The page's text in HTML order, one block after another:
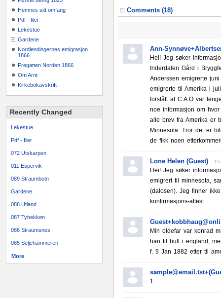
Hemnes sitt omfang
Pdf - filer
Lekestue
Gardene
Nordlendingernes emigrasjon
1866
Fregatten Norden 1866
Om Arnt
Kirkebokavskrift
Recently Changed
Lekestue
Pdf - filer
072 Utskarpen
011 Espervik
089 Straumbotn
Gardene
088 Utland
087 Tybekken
086 Straumsnes
085 Seljehammeren
More
Comments (18)
Ann-
Hei! Jeg søker
Inderdalen Gård i
Anderssen emigrerte
emigrerte til Amerika i
forstått at C.A.O var
noe informasjon om
alle brev fra Amerika er
Minnesota. Tror det er
de fikk noen
Lone Helen (Guest)
Hei! Jeg søker
emigrert til minnesota,
(dalosen). Jeg finner
konfirmasjons-attest.
Min oldefar var konrad
han til hull i england,
f. 9 Jan 1882 etter til
1